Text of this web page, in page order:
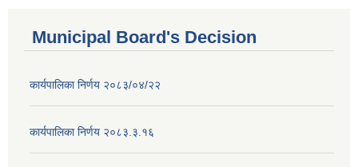
Municipal Board's Decision
कार्यपालिका निर्णय २०८३/०४/२२
कार्यपालिका निर्णय २०८३.३.१६